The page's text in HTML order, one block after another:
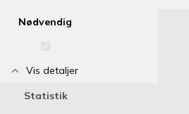
Vi anbefaler også